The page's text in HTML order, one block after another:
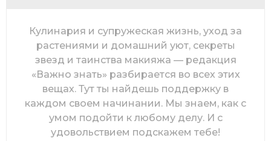
Кулинария и супружеская жизнь, уход за
растениями и домашний уют, секреты
звезд и таинства макияжа — редакция
«Важно знать» разбирается во всех этих
вещах. Тут ты найдешь поддержку в
каждом своем начинании. Мы знаем, как с
умом подойти к любому делу. И с
удовольствием подскажем тебе!